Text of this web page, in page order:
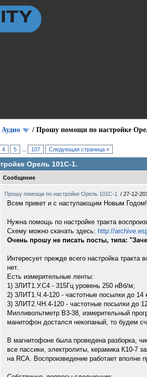
/ Прошу помощи по настройке
4 5 107 Следующая страница »
Орель 101С-1.
Сообщение
Прошу помощи по настройке Орель 101С-1. / 27-12-
Всем привет и с наступающим Новым Годом!
Нужна помощь по настройке тракта
Схему можно скачать здесь: http://
Очень прошу не писать посты, типа:
Интересует прежде всего настройка
нет.
Есть измерительные ленты:
1) 3ЛИТ1.У.С4 - 315Гц уровень 250 нВб/м;
2) 3ЛИТ1.Ч.4-120 - частотные посылки до 14
3) 3ЛИТ2.ЧН.4-120 - частотные посылки до
Милливольтметр В3-38, измерительный
манитофон достался некопаный, то будем
В магнитофоне была проведена разборка,
все пассики, электролиты, керамика К10-7
на RCA. Воспроизведение работает вполне